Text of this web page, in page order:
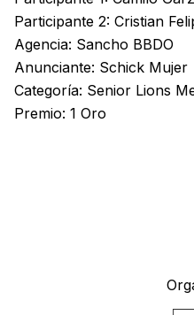
Participante 2: Cristian
Agencia: Sancho BBDO
Anunciante: Schick Mujer
Categoría: Senior Lions
Premio: 1 Oro